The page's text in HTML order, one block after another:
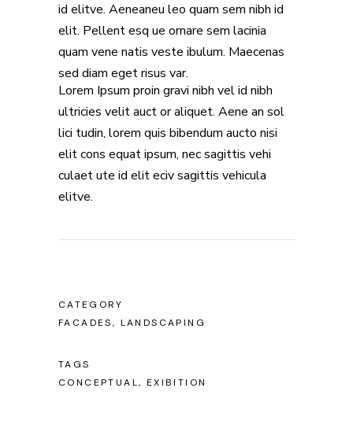
id elitve. Aeneaneu leo quam sem nibh id
elit. Pellent esq ue ornare sem lacinia
quam vene natis veste ibulum. Maecenas
sed diam eget risus var.
Lorem Ipsum proin gravi nibh vel id nibh
ultricies velit auct or aliquet. Aene an sol
lici tudin, lorem quis bibendum aucto nisi
elit cons equat ipsum, nec sagittis vehi
culaet ute id elit eciv sagittis vehicula
elitve.
CATEGORY
FACADES, LANDSCAPING
TAGS
CONCEPTUAL, EXIBITION